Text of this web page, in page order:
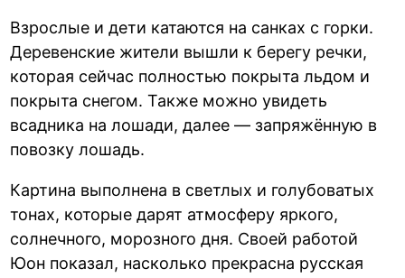
Взрослые и дети катаются на санках с горки.
Деревенские жители вышли к берегу речки,
которая сейчас полностью покрыта льдом и
покрыта снегом. Также можно увидеть
всадника на лошади, далее — запряжённую в
повозку лошадь.
Картина выполнена в светлых и голубоватых
тонах, которые дарят атмосферу яркого,
солнечного, морозного дня. Своей работой
Юон показал, насколько прекрасна русская